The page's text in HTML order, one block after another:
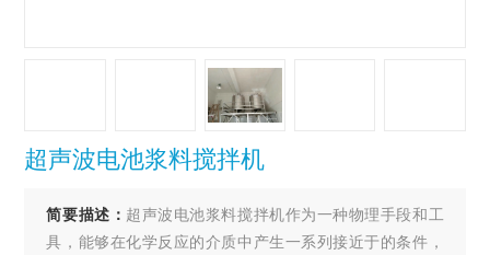
超声波电池浆料搅拌机
简要描述： 超声波电池浆料搅拌机作为一种物理手段和工
具，能够在化学反应的介质中产生一系列接近于的条件，